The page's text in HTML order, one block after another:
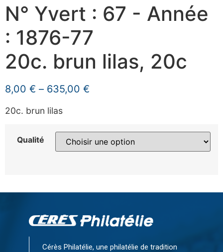
N° Yvert : 67 - Année
: 1876-77
20c. brun lilas, 20c
8,00 € – 635,00 €
20c. brun lilas
Qualité
Cérès Philatélie, une philatélie de tradition